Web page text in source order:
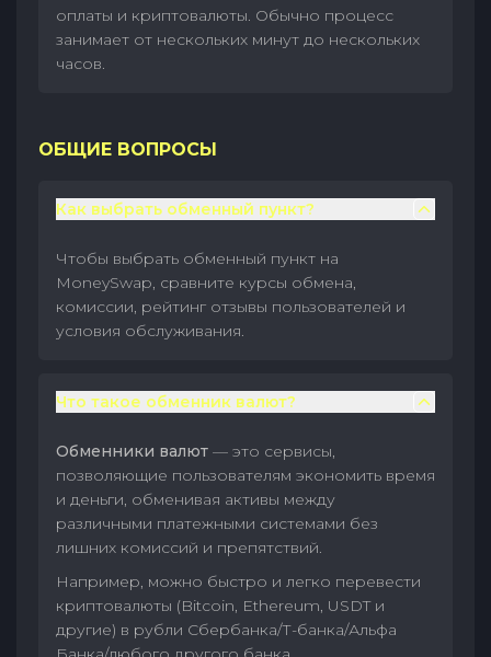
оплаты и криптовалюты. Обычно процесс
занимает от нескольких минут до нескольких
часов.
ОБЩИЕ ВОПРОСЫ
Как выбрать обменный пункт?
Чтобы выбрать обменный пункт на
MoneySwap, сравните курсы обмена,
комиссии, рейтинг отзывы пользователей и
условия обслуживания.
Что такое обменник валют?
Обменники валют — это сервисы,
позволяющие пользователям экономить время
и деньги, обменивая активы между
различными платежными системами без
лишних комиссий и препятствий.
Например, можно быстро и легко перевести
криптовалюты (Bitcoin, Ethereum, USDT и
другие) в рубли Сбербанка/Т-банка/Альфа